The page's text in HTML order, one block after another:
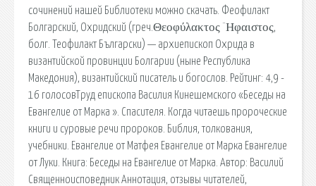
сочинений нашей Библиотеки можно скачать. Феофилакт
Болгарский, Охридский (греч.Θεοφύλακτος ¨Ηφαιστος,
болг. Теофилакт Български) — архиепископ Охрида в
византийской провинции Болгарии (ныне Республика
Македония), византийский писатель и богослов. Рейтинг: 4,9 -
16 голосовТруд епископа Василия Кинешемского «Беседы на
Евангелие от Марка ». Спасителя. Когда читаешь пророческие
книги и суровые речи пророков. Библия, толкования,
учебники. Евангелие от Матфея Евангелие от Марка Евангелие
от Луки. Книга: Беседы на Евангелие от Марка. Автор: Василий
Священноисповедник Аннотация, отзывы читателей,